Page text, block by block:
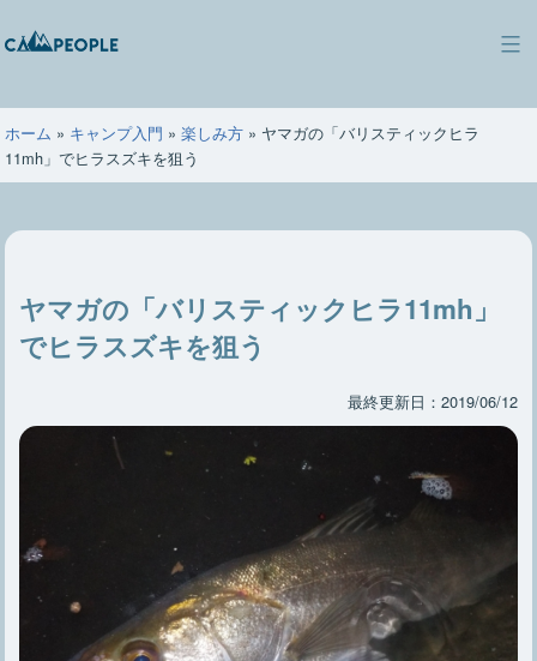
ン
ツ
へ
ス
ッ
キ
ン
ピ
ー
ホーム » キャンプ入門 » 楽しみ方» ヤマガの「バリスティックヒラ
11mh」でヒラスズキを狙う
ヤマガの「バリスティックヒラ11mh」
でヒラスズキを狙う
最終更新日：2019/06/12